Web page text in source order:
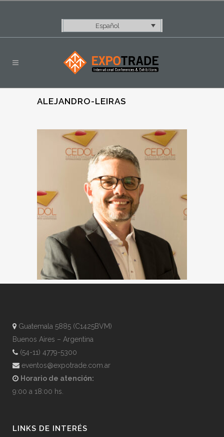
Español
ALEJANDRO-LEIRAS
Guatemala 5885 (C1425BVM)
Buenos Aires – Argentina
(54-11) 4779-5300
eventos@expotrade.com.ar
Horario de atención:
9:00 a 18:00 hs.
LINKS DE INTERÉS